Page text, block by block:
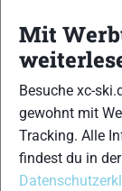
Jan
Ansicht von 2
Du musst
Benutzername:
Mit
Besuche xc-
gewohnt mit
Tracking. Alle
findest du in der